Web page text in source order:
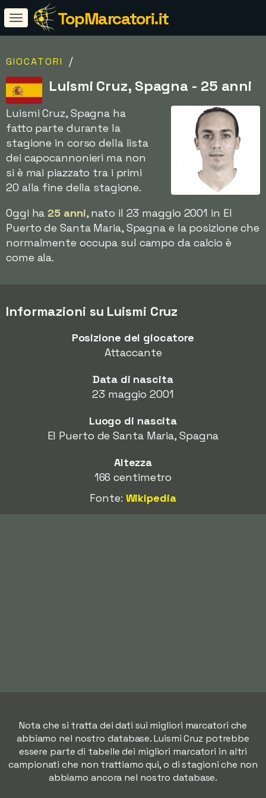
TopMarcatori.it
GIOCATORI /
Luismi Cruz, Spagna - 25 anni
Luismi Cruz, Spagna ha
fatto parte durante la
stagione in corso della lista
dei capocannonieri ma non
si è mai piazzato tra i primi
20 alla fine della stagione.
Oggi ha 25 anni, nato il 23 maggio 2001 in El
Puerto de Santa Maria, Spagna e la posizione che
normalmente occupa sul campo da calcio è
come ala.
Informazioni su Luismi Cruz
Posizione del giocatore
Attaccante
Data di nascita
23 maggio 2001
Luogo di nascita
El Puerto de Santa Maria, Spagna
Altezza
166 centimetro
Fonte: Wikipedia
Nota che si tratta dei dati sui migliori marcatori che
abbiamo nel nostro database. Luismi Cruz potrebbe
essere parte di tabelle dei migliori marcatori in altri
campionati che non trattiamo qui, o di stagioni che non
abbiamo ancora nel nostro database.